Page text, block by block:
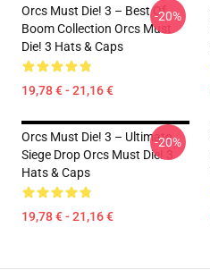
Orcs Must Die! 3 – Best Of
Boom Collection Orcs Must
Die! 3 Hats & Caps
19,78 € - 21,16 €
-20%
Orcs Must Die! 3 – Ultimate
Siege Drop Orcs Must Die! 3
Hats & Caps
19,78 € - 21,16 €
-20%